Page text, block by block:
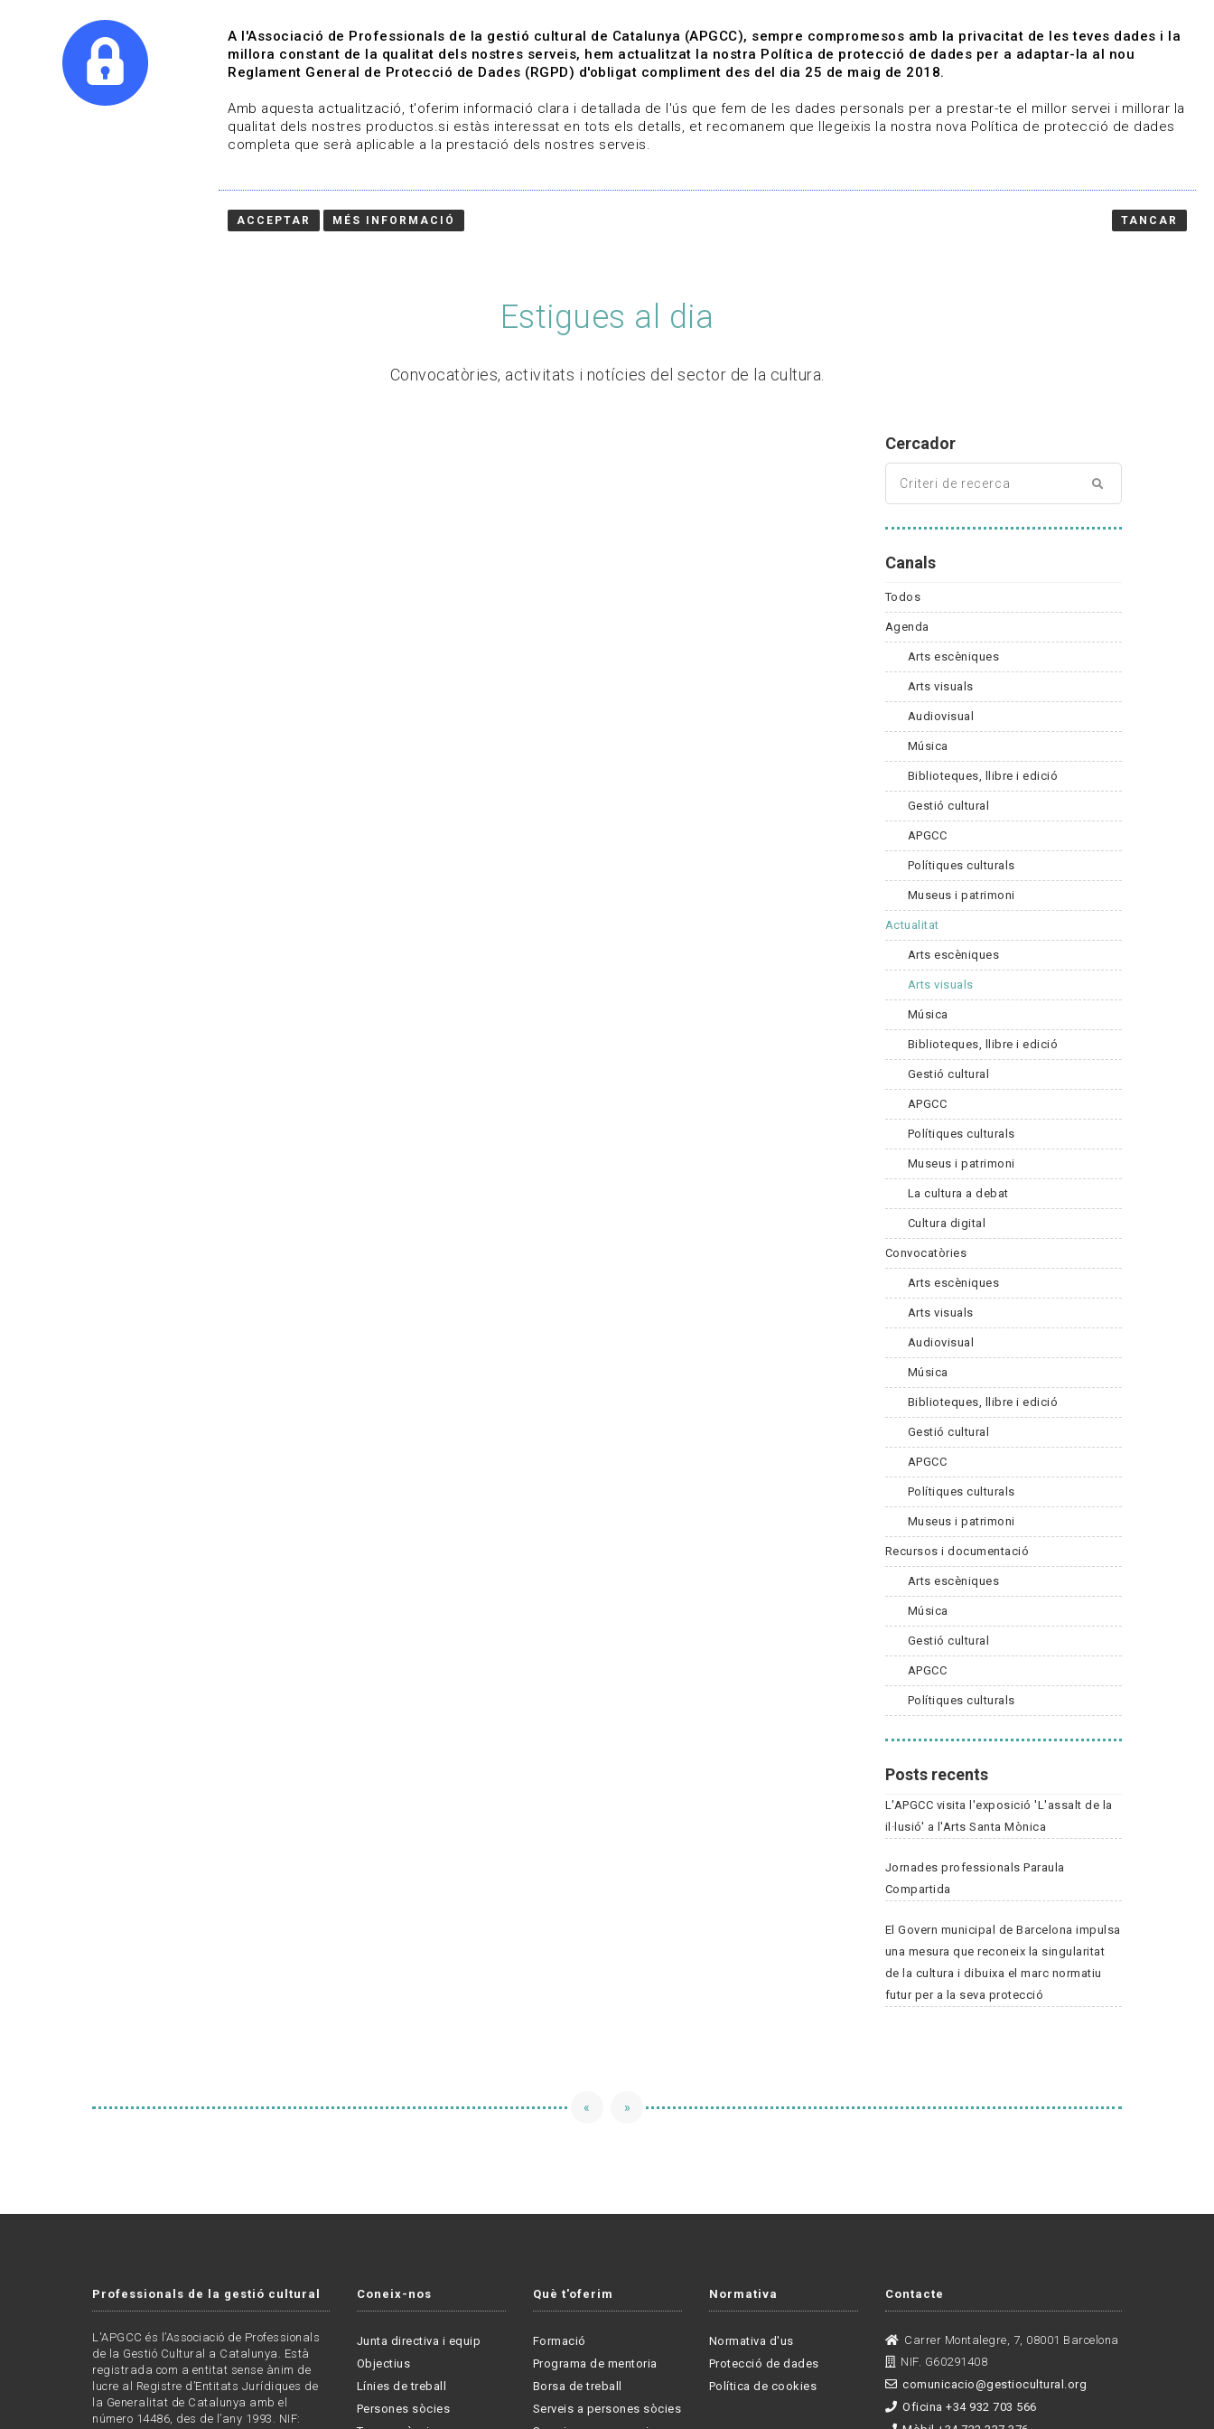
Qui som Línies de treball Projectes Serveis A qui representem Contacte
Estigues al dia
Convocatòries, activitats i notícies del sector de la cultura.
Cercador
Canals
Todos
Agenda
Arts escèniques
Arts visuals
Audiovisual
Música
Biblioteques, llibre i edició
Gestió cultural
APGCC
Polítiques culturals
Museus i patrimoni
Actualitat
Arts escèniques
Arts visuals
Música
Biblioteques, llibre i edició
Gestió cultural
APGCC
Polítiques culturals
Museus i patrimoni
La cultura a debat
Cultura digital
Convocatòries
Arts escèniques
Arts visuals
Audiovisual
Música
Biblioteques, llibre i edició
Gestió cultural
APGCC
Polítiques culturals
Museus i patrimoni
Recursos i documentació
Arts escèniques
Música
Gestió cultural
APGCC
Polítiques culturals
Posts recents
L'APGCC visita l'exposició 'L'assalt de la
il·lusió' a l'Arts Santa Mònica
Jornades professionals Paraula
Compartida
El Govern municipal de Barcelona impulsa
una mesura que reconeix la singularitat
de la cultura i dibuixa el marc normatiu
futur per a la seva protecció
« »
Professionals de la gestió cultural
L'APGCC és l’Associació de Professionals
de la Gestió Cultural a Catalunya. Està
registrada com a entitat sense ànim de
lucre al Registre d’Entitats Jurídiques de
la Generalitat de Catalunya amb el
número 14486, des de l’any 1993. NIF:
Coneix-nos
Junta directiva i equip
Objectius
Línies de treball
Persones sòcies
Què t'oferim
Formació
Programa de mentoria
Borsa de treball
Serveis a persones sòcies
Normativa
Normativa d'us
Protecció de dades
Política de cookies
Contacte
Carrer Montalegre, 7, 08001 Barcelona
NIF. G60291408
comunicacio@gestiocultural.org
Oficina +34 932 703 566
A l'Associació de Professionals de la gestió cultural de Catalunya (APGCC), sempre compromesos amb la privacitat de les teves dades i la
millora constant de la qualitat dels nostres serveis, hem actualitzat la nostra Política de protecció de dades per a adaptar-la al nou
Reglament General de Protecció de Dades (RGPD) d'obligat compliment des del dia 25 de maig de 2018.
Amb aquesta actualització, t'oferim informació clara i detallada de l'ús que fem de les dades personals per a prestar-te el millor servei i millorar la
qualitat dels nostres productos.si estàs interessat en tots els detalls, et recomanem que llegeixis la nostra nova Política de protecció de dades
completa que serà aplicable a la prestació dels nostres serveis.
ACCEPTAR MÉS INFORMACIÓ TANCAR